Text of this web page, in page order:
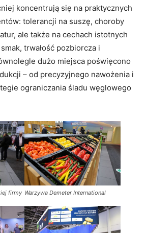
koncentrują się na praktycznych
tolerancji na suszę, choroby
ale także na cechach istotnych
trwałość pozbiorcza i
dużo miejsca poświęcono
– od precyzyjnego nawożenia i
ograniczania śladu węglowego
firmy Warzywa Demeter International